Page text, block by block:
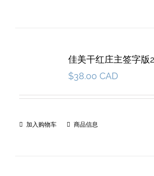
佳美干红庄主签字版
$38.00 CAD
加入购物车 商品信息